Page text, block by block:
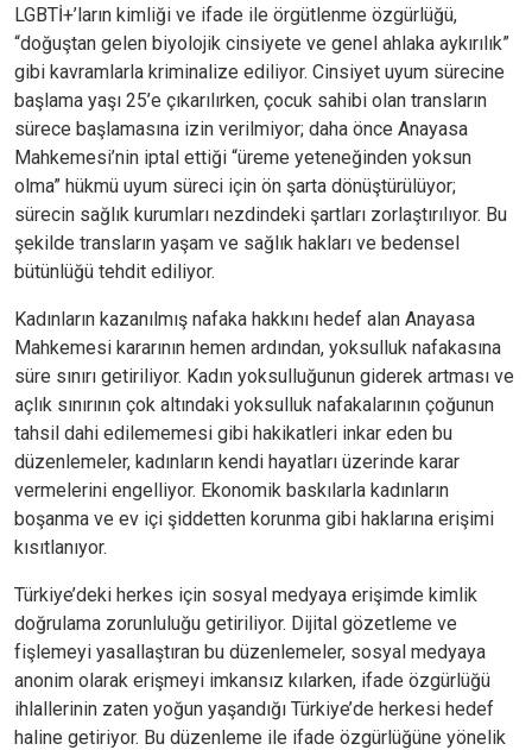
LGBTİ+’ların kimliği ve ifade ile örgütlenme özgürlüğü,
“doğuştan gelen biyolojik cinsiyete ve genel ahlaka aykırılık”
gibi kavramlarla kriminalize ediliyor. Cinsiyet uyum sürecine
başlama yaşı 25’e çıkarılırken, çocuk sahibi olan transların
sürece başlamasına izin verilmiyor; daha önce Anayasa
Mahkemesi’nin iptal ettiği “üreme yeteneğinden yoksun
olma” hükmü uyum süreci için ön şarta dönüştürülüyor;
sürecin sağlık kurumları nezdindeki şartları zorlaştırılıyor. Bu
şekilde transların yaşam ve sağlık hakları ve bedensel
bütünlüğü tehdit ediliyor.
Kadınların kazanılmış nafaka hakkını hedef alan Anayasa
Mahkemesi kararının hemen ardından, yoksulluk nafakasına
süre sınırı getiriliyor. Kadın yoksulluğunun giderek artması ve
açlık sınırının çok altındaki yoksulluk nafakalarının çoğunun
tahsil dahi edilememesi gibi hakikatleri inkar eden bu
düzenlemeler, kadınların kendi hayatları üzerinde karar
vermelerini engelliyor. Ekonomik baskılarla kadınların
boşanma ve ev içi şiddetten korunma gibi haklarına erişimi
kısıtlanıyor.
Türkiye’deki herkes için sosyal medyaya erişimde kimlik
doğrulama zorunluluğu getiriliyor. Dijital gözetleme ve
fişlemeyi yasallaştıran bu düzenlemeler, sosyal medyaya
anonim olarak erişmeyi imkansız kılarken, ifade özgürlüğü
ihlallerinin zaten yoğun yaşandığı Türkiye’de herkesi hedef
haline getiriyor. Bu düzenleme ile ifade özgürlüğüne yönelik